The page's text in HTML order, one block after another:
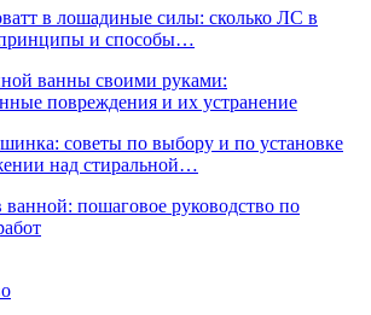
в лошадиные силы: сколько ЛС в
и способы…
ванны своими руками:
повреждения и их устранение
советы по выбору и по установке
над стиральной…
ванной: пошаговое руководство по